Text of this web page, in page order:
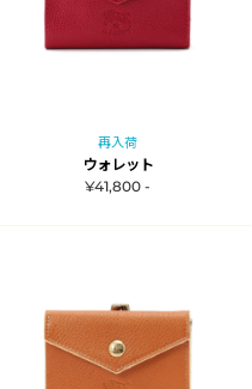
再入荷
ウォレット
¥41,800 -